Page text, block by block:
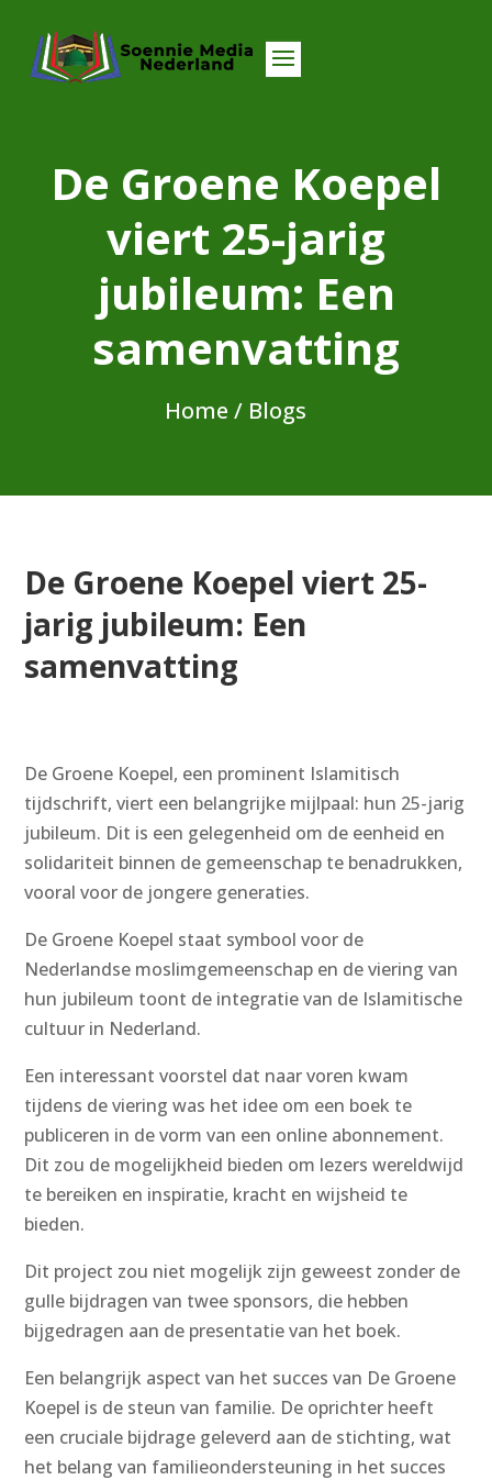
De Groene Koepel
viert 25-jarig
jubileum: Een
samenvatting
Home / Blogs
De Groene Koepel viert 25-
jarig jubileum: Een
samenvatting
De Groene Koepel, een prominent Islamitisch
tijdschrift, viert een belangrijke mijlpaal: hun 25-jarig
jubileum. Dit is een gelegenheid om de eenheid en
solidariteit binnen de gemeenschap te benadrukken,
vooral voor de jongere generaties.
De Groene Koepel staat symbool voor de
Nederlandse moslimgemeenschap en de viering van
hun jubileum toont de integratie van de Islamitische
cultuur in Nederland.
Een interessant voorstel dat naar voren kwam
tijdens de viering was het idee om een boek te
publiceren in de vorm van een online abonnement.
Dit zou de mogelijkheid bieden om lezers wereldwijd
te bereiken en inspiratie, kracht en wijsheid te
bieden.
Dit project zou niet mogelijk zijn geweest zonder de
gulle bijdragen van twee sponsors, die hebben
bijgedragen aan de presentatie van het boek.
Een belangrijk aspect van het succes van De Groene
Koepel is de steun van familie. De oprichter heeft
een cruciale bijdrage geleverd aan de stichting, wat
het belang van familieondersteuning in het succes